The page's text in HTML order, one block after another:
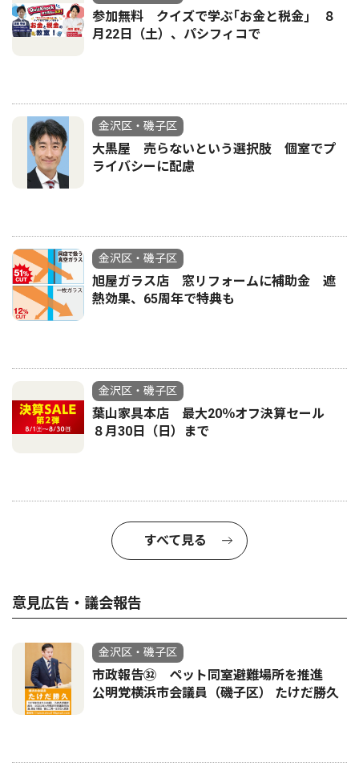
参加無料 クイズで学ぶ｢お金と税金｣ ８
月22日（土）、パシフィコで
金沢区・磯子区
大黒屋 売らないという選択肢 個室でプ
ライバシーに配慮
金沢区・磯子区
旭屋ガラス店 窓リフォームに補助金 遮
熱効果、65周年で特典も
金沢区・磯子区
葉山家具本店 最大20％オフ決算セール
８月30日（日）まで
すべて見る
意見広告・議会報告
金沢区・磯子区
市政報告㉜ ペット同室避難場所を推進
公明党横浜市会議員（磯子区） たけだ勝久